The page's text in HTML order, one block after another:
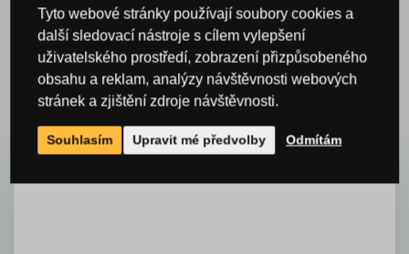
Související a příbuzné
produkty
Tyto webové stránky používají soubory cookies a
další sledovací nástroje s cílem vylepšení
uživatelského prostředí, zobrazení přizpůsobeného
obsahu a reklam, analýzy návštěvnosti webových
stránek a zjištění zdroje návštěvnosti.
Souhlasím Upravit mé předvolby Odmítám